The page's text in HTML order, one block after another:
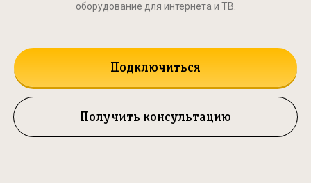
оборудование для интернета и ТВ.
Подключиться
Получить консультацию